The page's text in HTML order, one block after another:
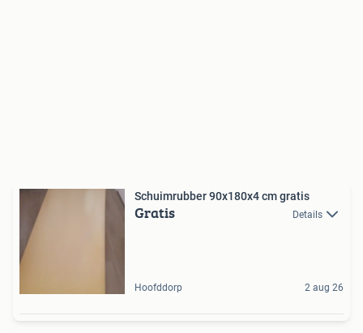
Schuimrubber 90x180x4 cm gratis
Gratis Details
Hoofddorp 2 aug 26